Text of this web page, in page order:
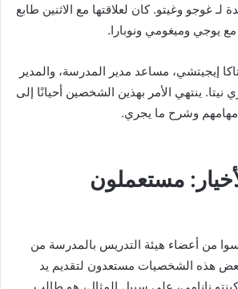
غوجو وغيتو. كان لعلاقتها مع الاثنين طابع
مع يوجي وميغومي ونوبارا.
إيجيتشي، مساعد مدير المدرسة، والمدير
ينتهي الأمر بهذين الشخصين أحيانًا إلى
وشرح ما يجري.
مستعملون
من أعضاء هيئة التدريس بالمدرسة من
بعض هذه الشخصيات مستعدون لتقديم يد